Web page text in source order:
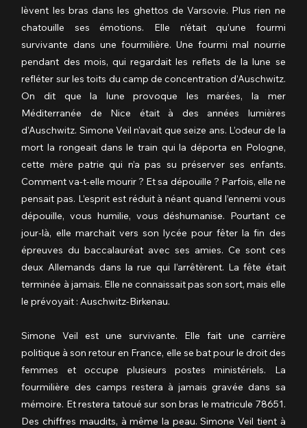
lèvent les bras dans les ghettos de Varsovie. Plus rien ne
chatouille ses émotions. Elle n’était qu’une fourmi
survivante dans une fourmilière. Une fourmi mal nourrie
pendant des mois, qui regardait les reflets de la lune se
refléter sur les toits du camp de concentration d’Auschwitz.
On dit que la lune provoque les marées, la mer
Méditerranée de Nice était à des années lumières
d’Auschwitz. Simone Veil n’avait que seize ans. L’odeur de la
mort la rongeait dans le train qui la déporta en Pologne,
cette mère patrie qui n’a pas su préserver ses enfants.
Comment va-t-elle mourir ? Et sa dépouille ? Parfois, elle ne
pensait pas. L’esprit est réduit à néant quand l’ennemi vous
dépouille, vous humilie, vous déshumanise. Pourtant ce
jour-là, elle marchait vers son lycée pour fêter la fin des
épreuves du baccalauréat avec ses amies. Ce sont ces
deux Allemands dans la rue qui l’arrêtèrent. La fête était
terminée à jamais. Elle ne connaissait pas son sort, mais elle
le prévoyait : Auschwitz-Birkenau.
Simone Veil est une survivante. Elle fait une carrière
politique à son retour en France, elle se bat pour le droit des
femmes et occupe plusieurs postes ministériels. La
fourmilière des camps restera à jamais gravée dans sa
mémoire. Et restera tatoué sur son bras le matricule 78651.
Des chiffres maudits, à même la peau. Simone Veil tient à